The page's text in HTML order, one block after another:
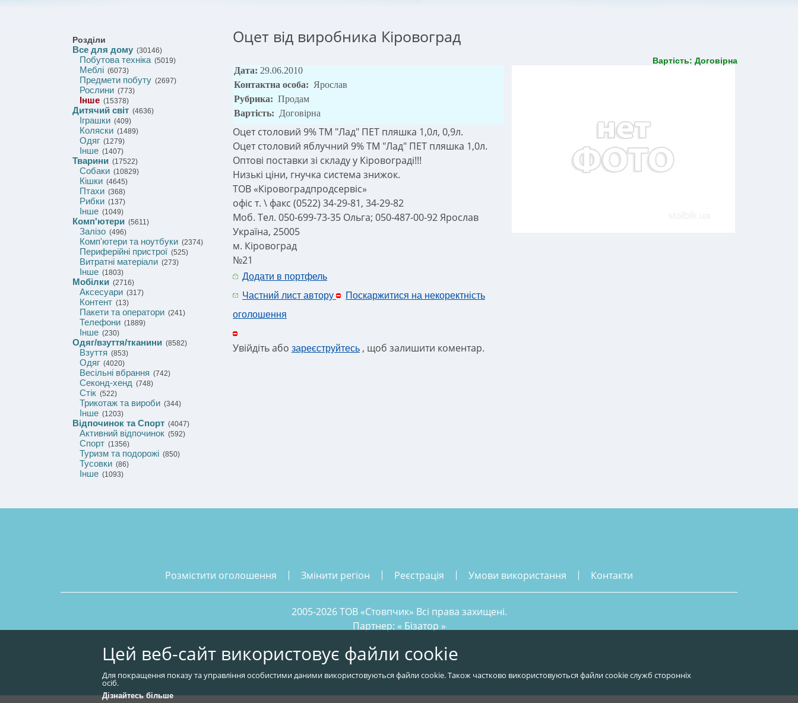
Розділи
Все для дому (30146)
Побутова техніка(5019)
Меблі (6073)
Предмети побуту (2697)
Рослини (773)
Інше (15378)
Дитячий світ (4636)
Іграшки (409)
Коляски (1489)
Одяг (1279)
Інше (1407)
Тварини (17522)
Собаки (10829)
Кішки (4645)
Птахи (368)
Рибки (137)
Інше (1049)
Комп'ютери (5611)
Залізо (496)
Комп'ютери та ноутбуки (2374)
Периферійні пристрої (525)
Витратні матеріали (273)
Інше (1803)
Мобілки (2716)
Аксесуари (317)
Контент (13)
Пакети та оператори (241)
Телефони (1889)
Інше (230)
Одяг/взуття/тканини (8582)
Взуття (853)
Одяг (4020)
Весільні вбрання (742)
Секонд-хенд (748)
Стік (522)
Трикотаж та вироби (344)
Інше (1203)
Відпочинок та Спорт (4047)
Активний відпочинок (592)
Спорт (1356)
Туризм та подорожі (850)
Тусовки (86)
Інше (1093)
Оцет від виробника Кіровоград
Вартість: Договірна
Дата: 29.06.2010
Контактна особа: Ярослав
Рубрика: Продам
Вартість: Договірна
Оцет столовий 9% ТМ "Лад" ПЕТ пляшка 1,0л, 0,9л.
Оцет столовий яблучний 9% ТМ "Лад" ПЕТ пляшка 1,0л.
Оптові поставки зі складу у Кіровограді!!!
Низькі ціни, гнучка система знижок.
ТОВ «Кіровоградпродсервіс»
офіс т. \ факс (0522) 34-29-81, 34-29-82
Моб. Тел. 050-699-73-35 Ольга; 050-487-00-92 Ярослав
Україна, 25005
м. Кіровоград
№21
Додати в портфель
Частний лист автору
Поскаржитися на некоректність
оголошення
Увійдіть або зареєструйтесь , щоб залишити коментар.
розмістити оголошення змінити регіон реєстрація умови використання контакти
2005-2026 ТОВ «Стовпчик» Всі права захищені.
Партнер: « Бізатор »
Цей веб-сайт використовує файли cookie
Для покращення показу та управління особистими даними використовуються файли cookie. Також частково використовуються файли cookie служб сторонніх
осіб.
Дізнайтесь більше